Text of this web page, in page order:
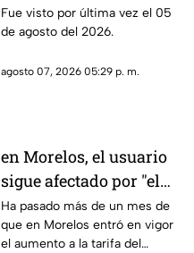
desaparecido en
Cuernavaca
Fue visto por última vez el 05
de agosto del 2026.
agosto 07, 2026 05:29 p. m.
en Morelos, el usuario
sigue afectado por "el
tarifazo"
Ha pasado más de un mes de
que en Morelos entró en vigor
el aumento a la tarifa del